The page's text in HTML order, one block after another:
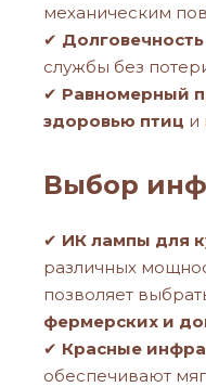
механическим
✔ Долговечность
службы без
✔ Равномерный
здоровью птиц и
Выбор
✔ ИК лампы для
различных
позволяет
фермерских и
✔ Красные
обеспечивают